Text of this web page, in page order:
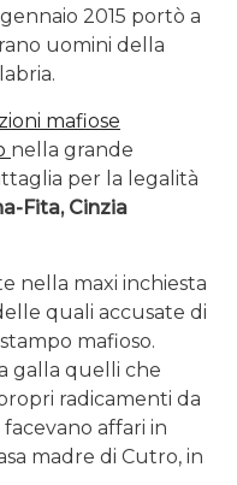
2015 portò a
uomini della
mafiose
nella grande
per la legalità
Fita, Cinzia
nella maxi inchiesta
quali accusate di
mafioso.
galla quelli che
radicamenti da
affari in
madre di Cutro, in